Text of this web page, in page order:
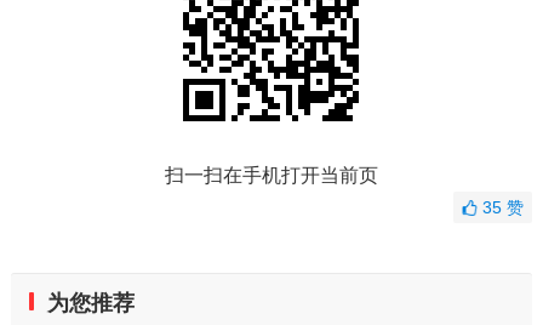
扫一扫在手机打开当前页
35赞
为您推荐